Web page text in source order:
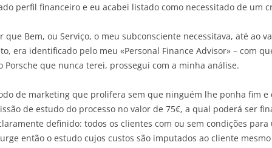
perfil financeiro e eu acabei listado como necessitado de um
Bem, ou Serviço, o meu subconsciente necessitava, até ao
era identificado pelo meu «Personal Finance Advisor» – com
que nunca terei, prossegui com a minha análise.
de marketing que prolifera sem que ninguém lhe ponha fim e
de estudo do processo no valor de 75€, a qual poderá ser
definido: todos os clientes com ou sem condições
então o estudo cujos custos são imputados ao cliente